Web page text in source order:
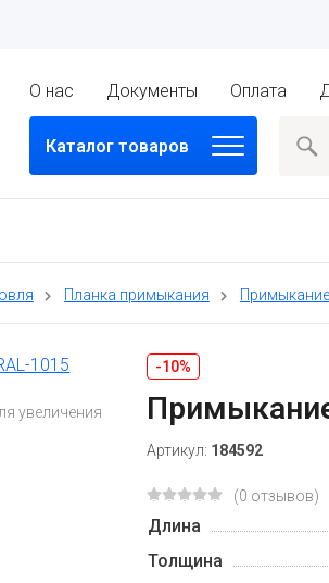
О нас Документы Оплата
Каталог товаров
Планка примыкания
увеличения
-10%
Артикул: 184592
(0 отзывов)
Длина
Толщина